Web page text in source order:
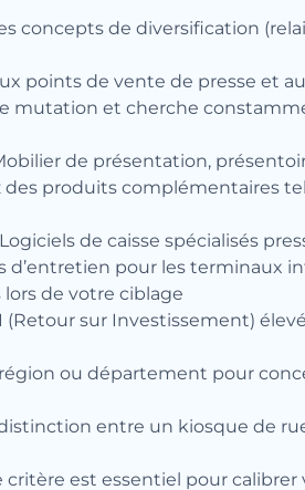
concepts de diversification
points de vente de presse et
mutation et cherche
de présentation,
des produits complémentaires
Logiciels de caisse spécialisés
d’entretien pour les terminaux
de votre ciblage
(Retour sur Investissement)
ou département pour
entre un kiosque de
critère est essentiel pour